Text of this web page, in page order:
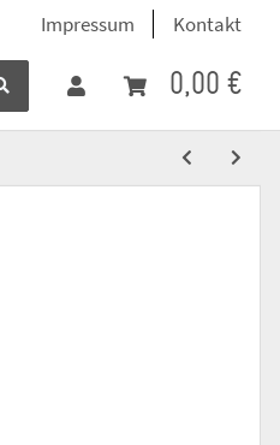
Impressum Kontakt
0,00 €